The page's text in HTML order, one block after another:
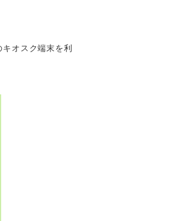
オスク端末を利